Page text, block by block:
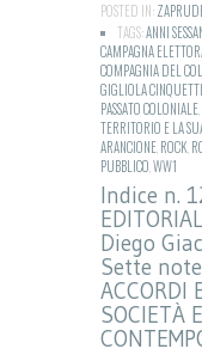
POSTED IN:
TAGS:ANNI
CAMPAGNA
COMPAGNIA DEL
GIGLIOLA CINQUETTI
PASSATO COLONIALE,
TERRITORIO E LA
ARANCIONE,ROCK,
PUBBLICO,WW1
Indice n.
Diego
Sette
ACCORDI
SOCIETÀ